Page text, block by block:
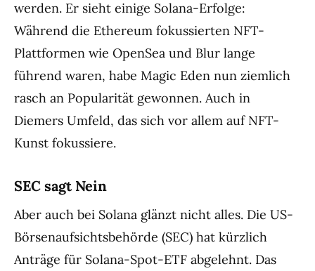
werden. Er sieht einige Solana-Erfolge:
Während die Ethereum fokussierten NFT-
Plattformen wie OpenSea und Blur lange
führend waren, habe Magic Eden nun ziemlich
rasch an Popularität gewonnen. Auch in
Diemers Umfeld, das sich vor allem auf NFT-
Kunst fokussiere.
SEC sagt Nein
Aber auch bei Solana glänzt nicht alles. Die US-
Börsenaufsichtsbehörde (SEC) hat kürzlich
Anträge für Solana-Spot-ETF abgelehnt. Das